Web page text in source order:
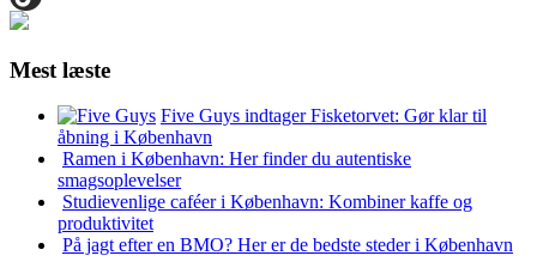
Mest læste
Five Guys indtager Fisketorvet: Gør klar til
åbning i København
Ramen i København: Her finder du autentiske
smagsoplevelser
Studievenlige caféer i København: Kombiner kaffe og
produktivitet
På jagt efter en BMO? Her er de bedste steder i København